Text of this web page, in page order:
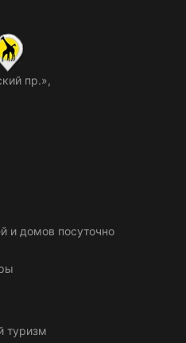
пр.»,
и домов посуточно
туризм